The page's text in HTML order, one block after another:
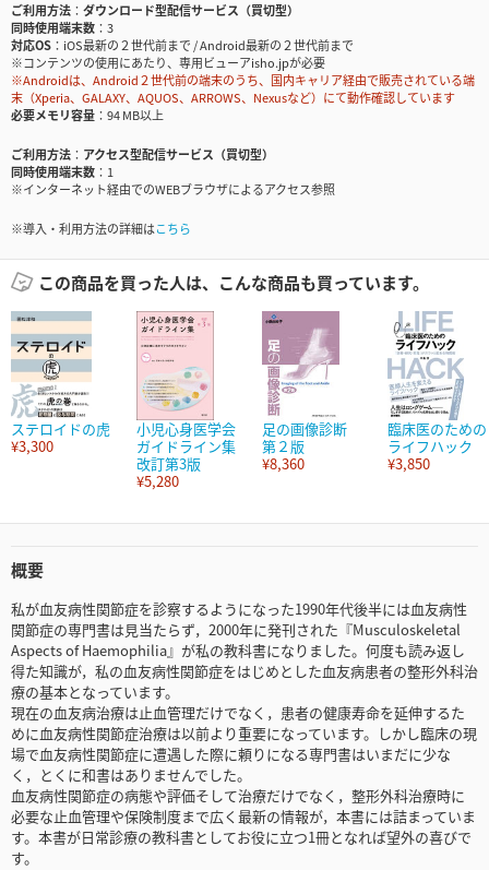
ご利用方法
ダウンロード型配信サービス（買切型）
同時使用端末数
3
対応OS
iOS最新の２世代前まで / Android最新の２世代前まで
※コンテンツの使用にあたり、専用ビューアisho.jpが必要
※Androidは、Android２世代前の端末のうち、国内キャリア経由で販売されている端
末（Xperia、GALAXY、AQUOS、ARROWS、Nexusなど）にて動作確認しています
必要メモリ容量
94 MB以上
ご利用方法
アクセス型配信サービス（買切型）
同時使用端末数
1
※インターネット経由でのWEBブラウザによるアクセス参照
※導入・利用方法の詳細はこちら
この商品を買った人は、こんな商品も買っています。
ステロイドの虎
¥3,300
小児心身医学会
ガイドライン集
改訂第3版
¥5,280
足の画像診断
第２版
¥8,360
臨床医のための
ライフハック
¥3,850
概要
私が血友病性関節症を診察するようになった1990年代後半には血友病性
関節症の専門書は見当たらず，2000年に発刊された『Musculoskeletal
Aspects of Haemophilia』が私の教科書になりました。何度も読み返し
得た知識が，私の血友病性関節症をはじめとした血友病患者の整形外科治
療の基本となっています。
現在の血友病治療は止血管理だけでなく，患者の健康寿命を延伸するた
めに血友病性関節症治療は以前より重要になっています。しかし臨床の現
場で血友病性関節症に遭遇した際に頼りになる専門書はいまだに少な
く，とくに和書はありませんでした。
血友病性関節症の病態や評価そして治療だけでなく，整形外科治療時に
必要な止血管理や保険制度まで広く最新の情報が，本書には詰まっていま
す。本書が日常診療の教科書としてお役に立つ1冊となれば望外の喜びで
す。